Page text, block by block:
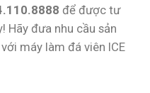
để được tư
Hãy đưa nhu cầu sản
máy làm đá viên ICE